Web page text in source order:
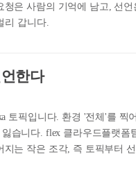
은 사람의 기억에 남고, 선언
리 갑니다.
한다
토픽입니다. 환경 '전체'를 찍
습니다. flex 클라우드플랫폼
는 작은 조각, 즉 토픽부터 선